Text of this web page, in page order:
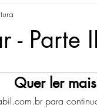
- Parte II
Quer ler
para